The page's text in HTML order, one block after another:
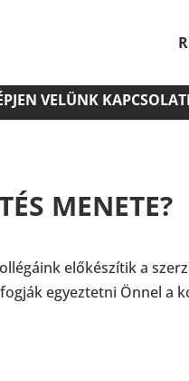
VELÜNK
MENETE?
előkészítik a
egyeztetni Önnel a